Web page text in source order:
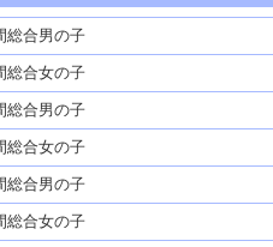
総合男の子
総合女の子
総合男の子
総合女の子
総合男の子
総合女の子